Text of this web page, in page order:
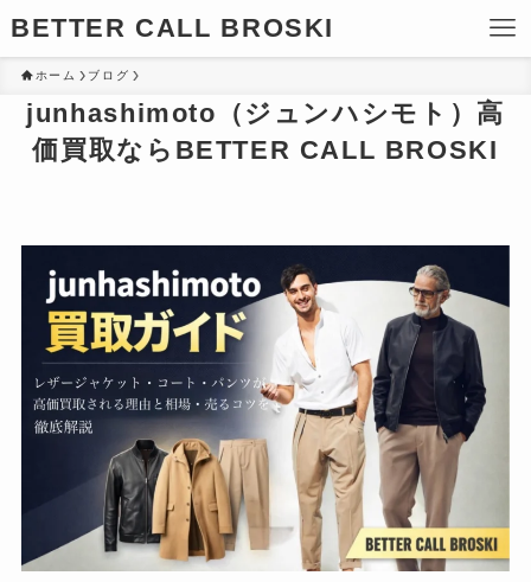
BETTER CALL BROSKI
ホーム ブログ
junhashimoto（ジュンハシモト）高
価買取ならBETTER CALL BROSKI